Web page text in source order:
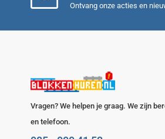
Ontvang onze acties en
Vragen? We helpen je graag. We zijn
en telefoon.